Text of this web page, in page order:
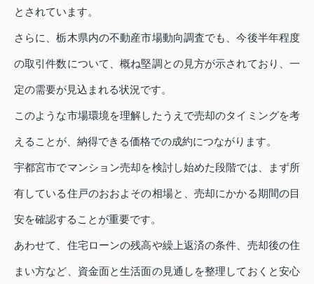
とされています。
さらに、栃木県内の不動産市場動向調査でも、今後半年程度
の取引件数について、概ね堅調との見方が示されており、一
定の需要が見込まれる状況です。
このような市場環境を理解したうえで売却のタイミングを考
えることが、納得できる価格での成約につながります。
宇都宮市でマンション売却を検討し始めた段階では、まず所
有している住戸のおおよその相場と、売却にかかる期間の目
安を確認することが重要です。
あわせて、住宅ローンの残高や繰上返済の条件、売却後の住
まい方など、資金面と生活面の見通しを整理しておくと安心